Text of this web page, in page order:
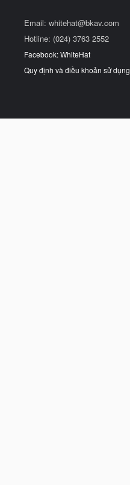
Email: whitehat@bkav.com
Hotline: (024) 3763 2552
Facebook: WhiteHat
Quy định và điều khoản sử dụng